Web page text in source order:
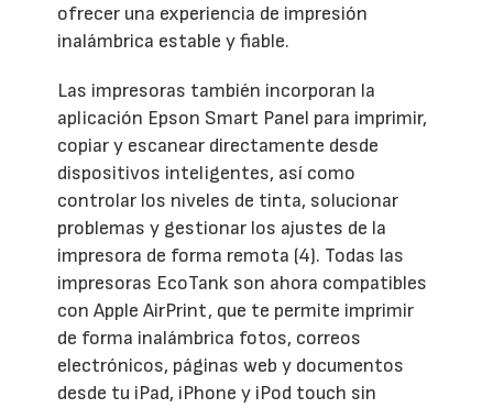
ofrecer una experiencia de impresión
inalámbrica estable y fiable.
Las impresoras también incorporan la
aplicación Epson Smart Panel para imprimir,
copiar y escanear directamente desde
dispositivos inteligentes, así como
controlar los niveles de tinta, solucionar
problemas y gestionar los ajustes de la
impresora de forma remota (4). Todas las
impresoras EcoTank son ahora compatibles
con Apple AirPrint, que te permite imprimir
de forma inalámbrica fotos, correos
electrónicos, páginas web y documentos
desde tu iPad, iPhone y iPod touch sin